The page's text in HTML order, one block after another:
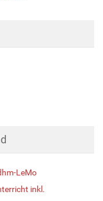
LeMo
inkl.